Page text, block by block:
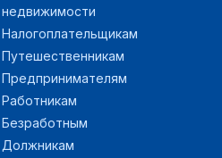
недвижимости
Налогоплательщикам
Путешественникам
Предпринимателям
Работникам
Безработным
Должникам